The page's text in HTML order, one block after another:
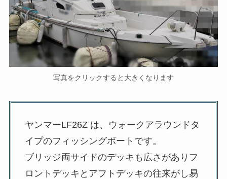
写真をクリックすると大きくなります
ヤンマーLF26Z は、ウォークアラウンドタ
イプのフィッシングボートです。
ブリッジ両サイドのデッキも広さがありフ
ロントデッキとアフトデッキの往来がし易